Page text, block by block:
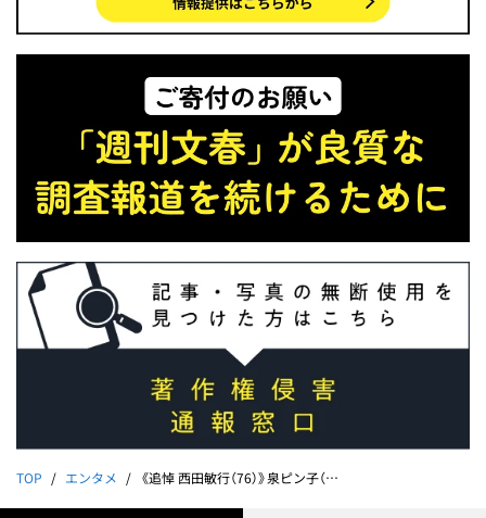
TOP エンタメ 《追悼 西田敏行（76）》泉ピン子（77）が秘話告白100分「猪八戒を降りた本当の理由はね…」